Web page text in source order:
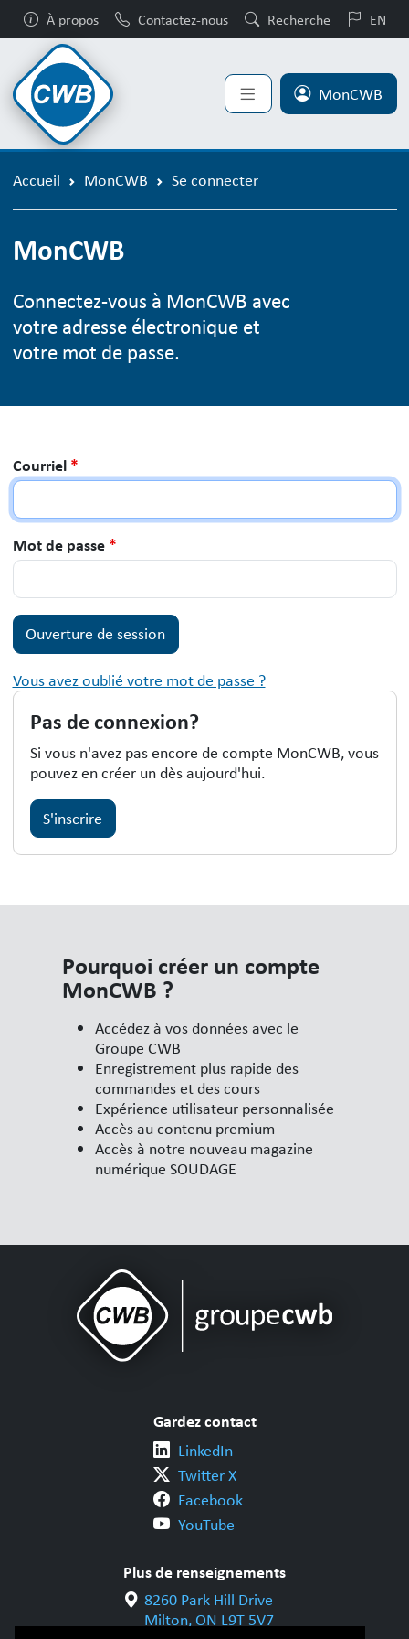
À propos Contactez-nous Recherche EN
MonCWB
Accueil MonCWB Se connecter
MonCWB
Connectez-vous à MonCWB avec
votre adresse électronique et
votre mot de passe.
Courriel *
Mot de passe *
Vous avez oublié votre mot de passe ?
Pas de connexion?
Si vous n'avez pas encore de compte MonCWB, vous
pouvez en créer un dès aujourd'hui.
S'inscrire
Pourquoi créer un compte
MonCWB ?
Accédez à vos données avec le
Groupe CWB
Enregistrement plus rapide des
commandes et des cours
Expérience utilisateur personnalisée
Accès au contenu premium
Accès à notre nouveau magazine
numérique SOUDAGE
Gardez contact
LinkedIn
Twitter X
Facebook
YouTube
Plus de renseignements
8260 Park Hill Drive
Milton, ON L9T 5V7